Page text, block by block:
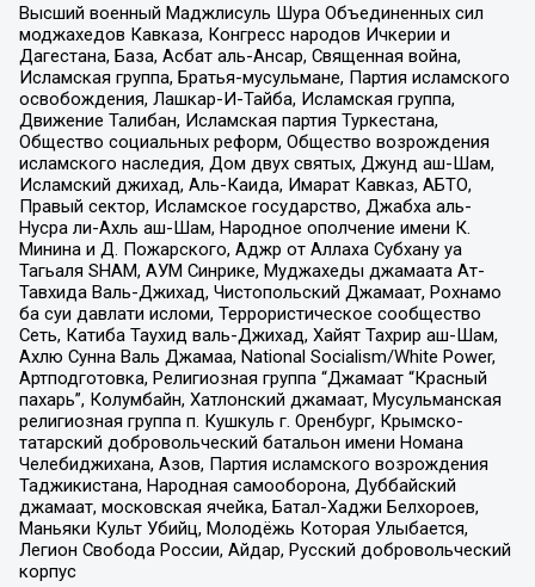
Высший военный Маджлисуль Шура Объединенных сил
моджахедов Кавказа, Конгресс народов Ичкерии и
Дагестана, База, Асбат аль-Ансар, Священная война,
Исламская группа, Братья-мусульмане, Партия исламского
освобождения, Лашкар-И-Тайба, Исламская группа,
Движение Талибан, Исламская партия Туркестана,
Общество социальных реформ, Общество возрождения
исламского наследия, Дом двух святых, Джунд аш-Шам,
Исламский джихад, Аль-Каида, Имарат Кавказ, АБТО,
Правый сектор, Исламское государство, Джабха аль-
Нусра ли-Ахль аш-Шам, Народное ополчение имени К.
Минина и Д. Пожарского, Аджр от Аллаха Субхану уа
Тагьаля SHAM, АУМ Синрике, Муджахеды джамаата Ат-
Тавхида Валь-Джихад, Чистопольский Джамаат, Рохнамо
ба суи давлати исломи, Террористическое сообщество
Сеть, Катиба Таухид валь-Джихад, Хайят Тахрир аш-Шам,
Ахлю Сунна Валь Джамаа, National Socialism/White Power,
Артподготовка, Религиозная группа “Джамаат “Красный
пахарь”, Колумбайн, Хатлонский джамаат, Мусульманская
религиозная группа п. Кушкуль г. Оренбург, Крымско-
татарский добровольческий батальон имени Номана
Челебиджихана, Азов, Партия исламского возрождения
Таджикистана, Народная самооборона, Дуббайский
джамаат, московская ячейка, Батал-Хаджи Белхороев,
Маньяки Культ Убийц, Молодёжь Которая Улыбается,
Легион Свобода России, Айдар, Русский добровольческий
корпус